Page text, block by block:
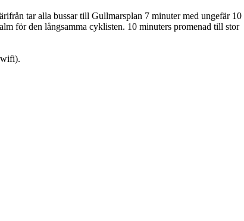
tar alla bussar till Gullmarsplan 7 minuter med ungefär 10
för den långsamma cyklisten. 10 minuters promenad till stor